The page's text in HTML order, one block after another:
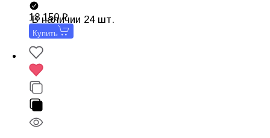
В наличии 24 шт.
18 150
Купить